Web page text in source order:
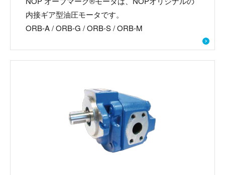
内接ギア型油圧モータです。
ORB-A / ORB-G / ORB-S / ORB-M